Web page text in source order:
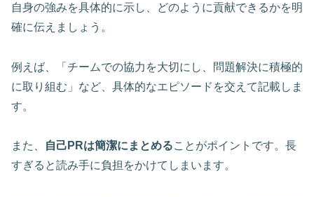
自身の強みを具体的に示し、 どのように貢献できるかを明
確に伝えましょう。
例えば、「チームでの協力を大切にし、問題解決に積極的
に取り組む」など、具体的なエピソードを交えて記載しま
す。
また、 自己PRは簡潔にまとめることがポイントです。長
すぎると読み手に負担をかけてしまいます。